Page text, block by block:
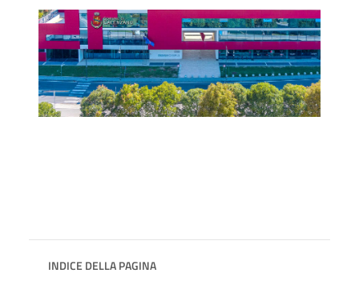
INDICE DELLA PAGINA